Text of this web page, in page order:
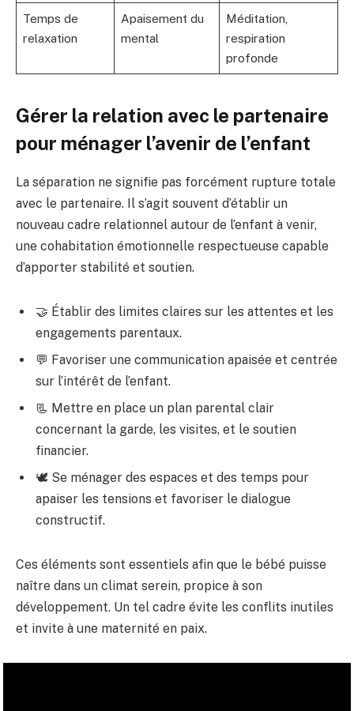
Temps de
relaxation
Apaisement du
mental
Méditation,
respiration
profonde
Gérer la relation avec le partenaire
pour ménager l’avenir de l’enfant
La séparation ne signifie pas forcément rupture totale
avec le partenaire. Il s’agit souvent d’établir un
nouveau cadre relationnel autour de l’enfant à venir,
une cohabitation émotionnelle respectueuse capable
d’apporter stabilité et soutien.
🤝 Établir des limites claires sur les attentes et les
engagements parentaux.
💬 Favoriser une communication apaisée et centrée
sur l’intérêt de l’enfant.
📃 Mettre en place un plan parental clair
concernant la garde, les visites, et le soutien
financier.
🕊️ Se ménager des espaces et des temps pour
apaiser les tensions et favoriser le dialogue
constructif.
Ces éléments sont essentiels afin que le bébé puisse
naître dans un climat serein, propice à son
développement. Un tel cadre évite les conflits inutiles
et invite à une maternité en paix.